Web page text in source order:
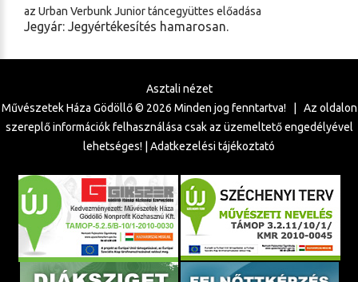
az Urban Verbunk Junior táncegyüttes előadása
Jegyár: Jegyértékesítés hamarosan.
Asztali nézet
Művészetek Háza Gödöllő © 2026 Minden jog fenntartva! | Az oldalon
szereplő információk felhasználása csak az üzemeltető engedélyével
lehetséges! | Adatkezelési tájékoztató